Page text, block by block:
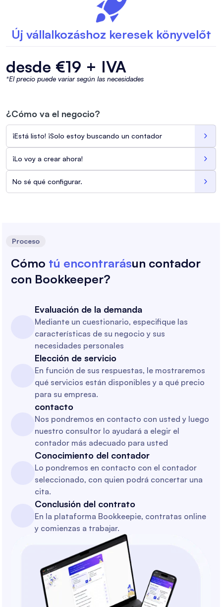
Új vállalkozáshoz keresek könyvelőt
desde €19 + IVA
*El precio puede variar según las necesidades
¿Cómo va el negocio?
¡Está listo! ¡Solo estoy buscando un contador 
¡Lo voy a crear ahora! 
No sé qué configurar. 
Proceso
Cómo tú encontrarásun contador
con Bookkeeper?
Evaluación de la demanda
Mediante un cuestionario, especifique las
características de su negocio y sus
necesidades personales
Elección de servicio
En función de sus respuestas, le mostraremos
qué servicios están disponibles y a qué precio
para su empresa.
contacto
Nos pondremos en contacto con usted y luego
nuestro consultor lo ayudará a elegir el
contador más adecuado para usted
Conocimiento del contador
Lo pondremos en contacto con el contador
seleccionado, con quien podrá concertar una
cita.
Conclusión del contrato
En la plataforma Bookkeepie, contratas online
y comienzas a trabajar.